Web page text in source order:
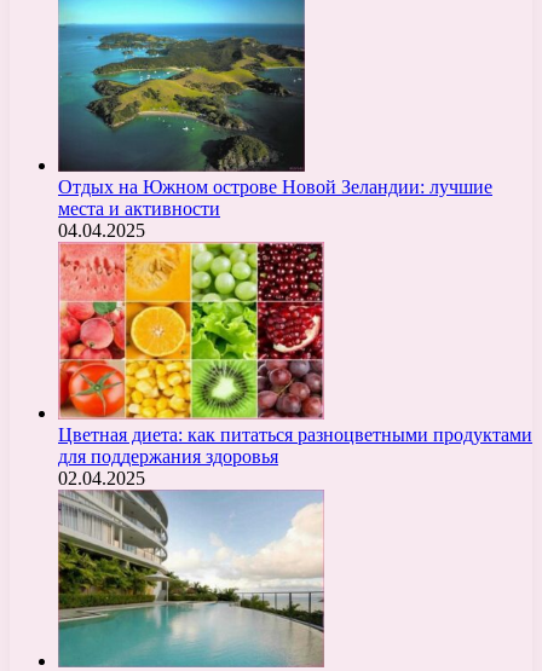
Отдых на Южном острове Новой Зеландии: лучшие
места и активности
04.04.2025
Цветная диета: как питаться разноцветными продуктами
для поддержания здоровья
02.04.2025